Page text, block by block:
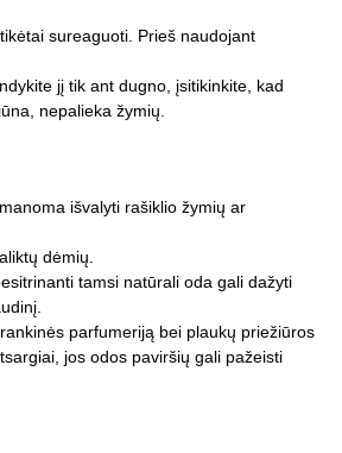
sureaguoti. Prieš naudojant
jį tik ant dugno, įsitikinkite, kad
nepalieka žymių.
išvalyti rašiklio žymių ar
dėmių.
tamsi natūrali oda gali dažyti
parfumeriją bei plaukų priežiūros
jos odos paviršių gali pažeisti